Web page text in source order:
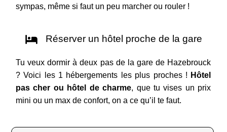
sympas, même si faut un peu marcher ou rouler !
Réserver un hôtel proche de la gare
Tu veux dormir à deux pas de la gare de Hazebrouck
? Voici les 1 hébergements les plus proches ! Hôtel
pas cher ou hôtel de charme, que tu vises un prix
mini ou un max de confort, on a ce qu’il te faut.